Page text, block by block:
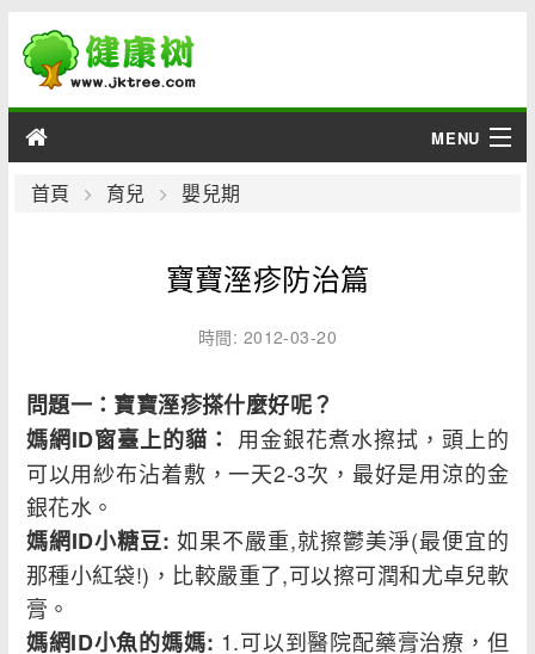
MENU
男性
綜合
疾病
首頁 育兒 嬰兒期
寶寶溼疹防治篇
時間: 2012-03-20
問題一：寶寶溼疹搽什麼好呢？
媽網ID窗臺上的貓： 用金銀花煮水擦拭，頭上的
可以用紗布沾着敷，一天2-3次，最好是用涼的金
銀花水。
媽網ID小糖豆:如果不嚴重,就擦鬱美淨(最便宜的
那種小紅袋!)，比較嚴重了,可以擦可潤和尤卓兒軟
膏。
媽網ID小魚的媽媽: 1.可以到醫院配藥膏治療，但